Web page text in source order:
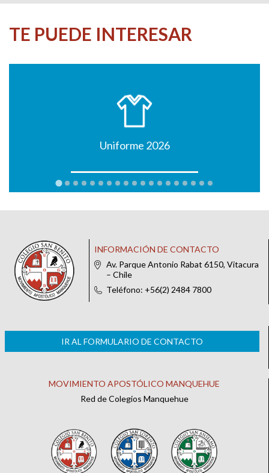
TE PUEDE INTERESAR
Uniforme 2026
INFORMACIÓN DE CONTACTO
Av. Parque Antonio Rabat 6150, Vitacura
– Chile
Teléfono: +56(2) 2484 7800
IR AL FORMULARIO DE CONTACTO
MOVIMIENTO APOSTÓLICO MANQUEHUE
Red de Colegios Manquehue